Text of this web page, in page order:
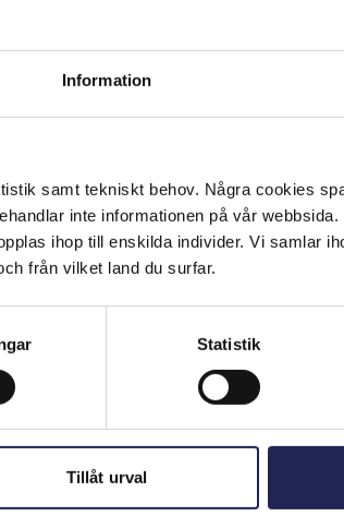
Information
samt tekniskt behov. Några cookies
inte informationen på vår
ihop till enskilda individer. Vi samlar
från vilket land du surfar.
Statistik
Tillåt urval
ett avtal för ett abonnemang
bindningstid?
Visa fler